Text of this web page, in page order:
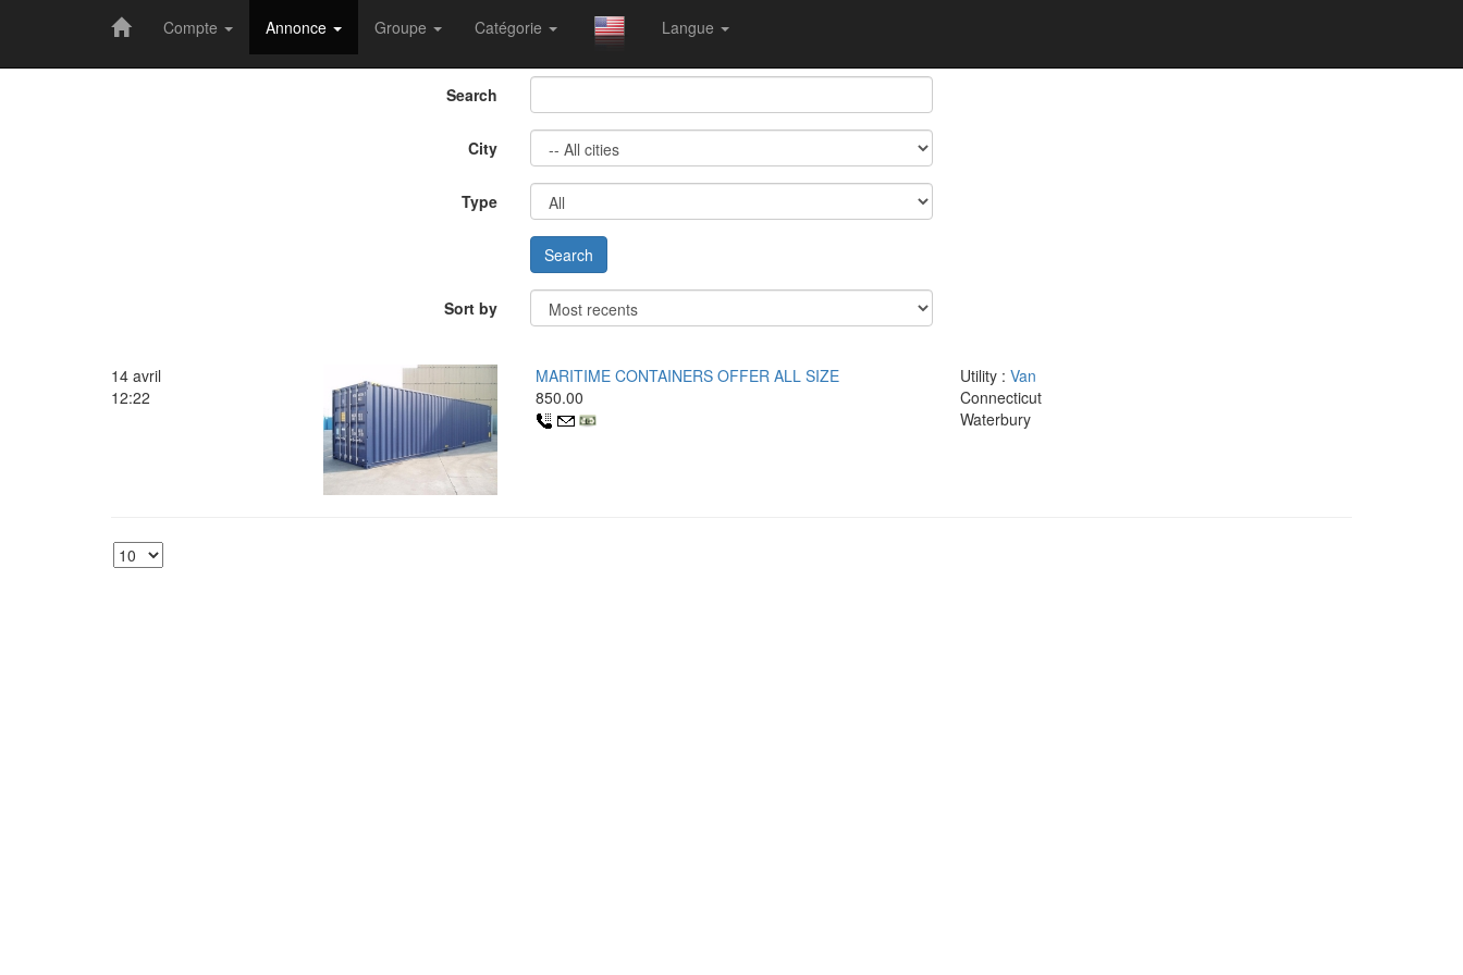
Compte Annonce Groupe Catégorie Langue
Search
City
Type
Sort by
14 avril
12:22
MARITIME CONTAINERS OFFER ALL SIZE
850.00
Utility : Van
Connecticut
Waterbury